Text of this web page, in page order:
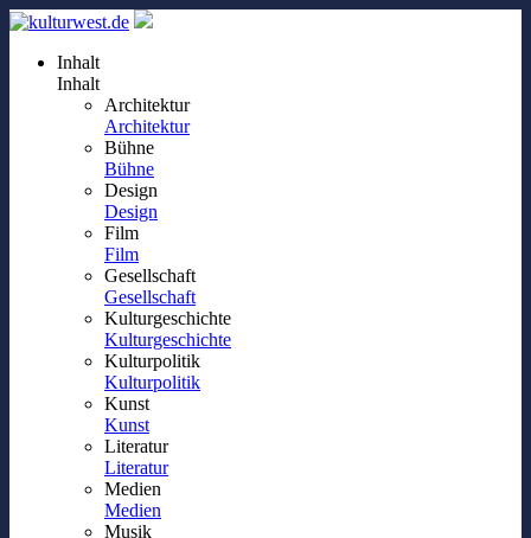
Inhalt
Inhalt
Architektur
Architektur
Bühne
Bühne
Design
Design
Film
Film
Gesellschaft
Gesellschaft
Kulturgeschichte
Kulturgeschichte
Kulturpolitik
Kulturpolitik
Kunst
Kunst
Literatur
Literatur
Medien
Medien
Musik